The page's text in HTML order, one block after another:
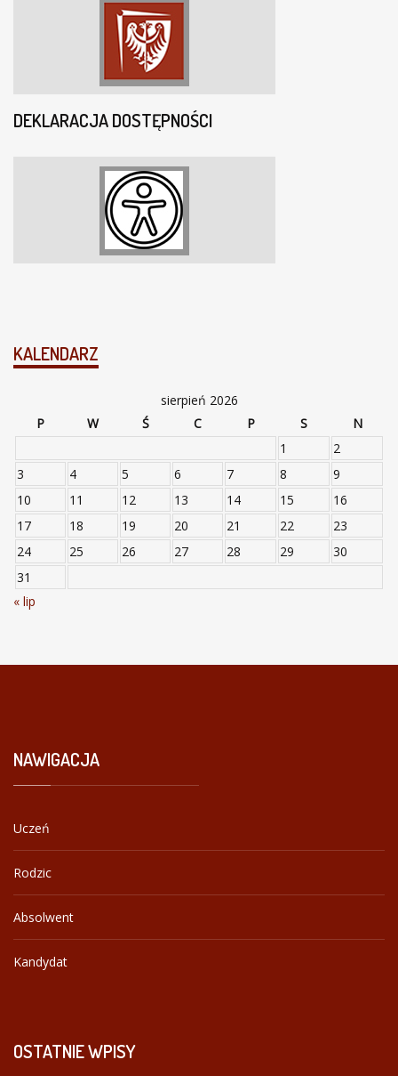
DEKLARACJA DOSTĘPNOŚCI
KALENDARZ
sierpień 2026
P
W Ś C P S
N
1
2
3
4 5 6 7 8
9
10
11 12 13 14 15
16
17
18 19 20 21 22
23
24
25 26 27 28 29
30
31
« lip
NAWIGACJA
Uczeń
Rodzic
Absolwent
Kandydat
OSTATNIEWPISY